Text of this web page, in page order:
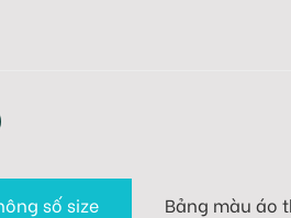
số size Bảng màu áo